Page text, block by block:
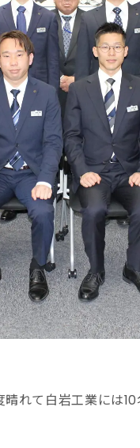
れて白岩工業には